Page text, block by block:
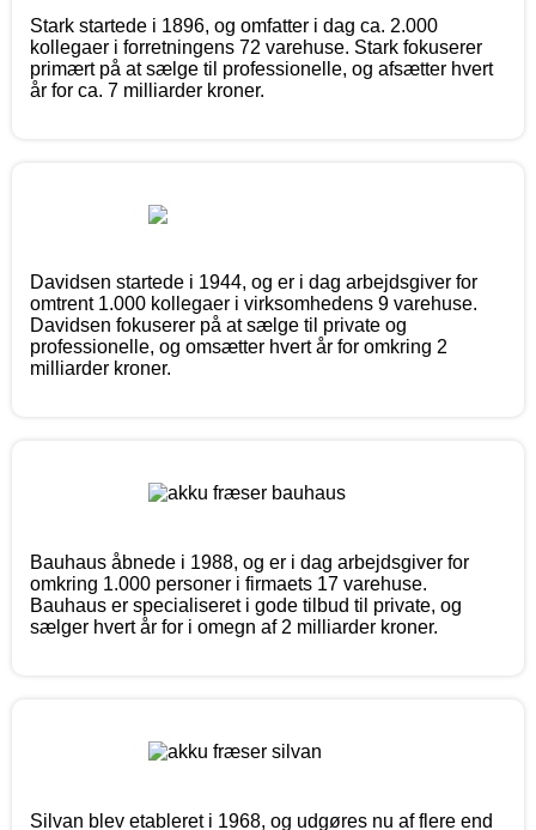
Stark startede i 1896, og omfatter i dag ca. 2.000
kollegaer i forretningens 72 varehuse. Stark fokuserer
primært på at sælge til professionelle, og afsætter hvert
år for ca. 7 milliarder kroner.
Davidsen startede i 1944, og er i dag arbejdsgiver for
omtrent 1.000 kollegaer i virksomhedens 9 varehuse.
Davidsen fokuserer på at sælge til private og
professionelle, og omsætter hvert år for omkring 2
milliarder kroner.
Bauhaus åbnede i 1988, og er i dag arbejdsgiver for
omkring 1.000 personer i firmaets 17 varehuse.
Bauhaus er specialiseret i gode tilbud til private, og
sælger hvert år for i omegn af 2 milliarder kroner.
Silvan blev etableret i 1968, og udgøres nu af flere end